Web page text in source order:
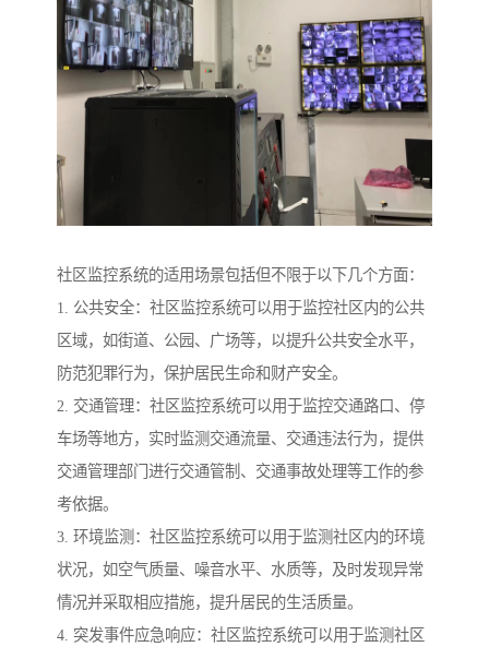
社区监控系统的适用场景包括但不限于以下几个方面：
1. 公共安全：社区监控系统可以用于监控社区内的公共
区域，如街道、公园、广场等，以提升公共安全水平，
防范犯罪行为，保护居民生命和财产安全。
2. 交通管理：社区监控系统可以用于监控交通路口、停
车场等地方，实时监测交通流量、交通违法行为，提供
交通管理部门进行交通管制、交通事故处理等工作的参
考依据。
3. 环境监测：社区监控系统可以用于监测社区内的环境
状况，如空气质量、噪音水平、水质等，及时发现异常
情况并采取相应措施，提升居民的生活质量。
4. 突发事件应急响应：社区监控系统可以用于监测社区